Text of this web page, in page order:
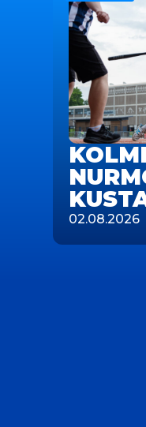
02.08.2026